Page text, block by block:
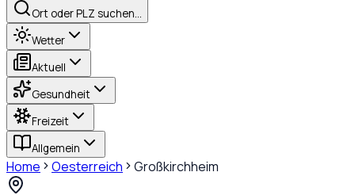
Ort oder PLZ suchen…
Wetter
Aktuell
Gesundheit
Freizeit
Allgemein
Home Oesterreich Großkirchheim